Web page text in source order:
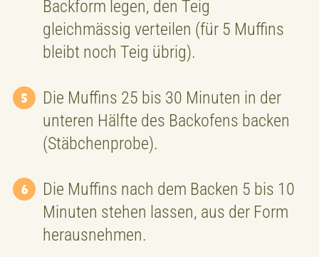
Backform legen, den Teig
gleichmässig verteilen (für 5 Muffins
bleibt noch Teig übrig).
Die Muffins 25 bis 30 Minuten in der
unteren Hälfte des Backofens backen
(Stäbchenprobe).
Die Muffins nach dem Backen 5 bis 10
Minuten stehen lassen, aus der Form
herausnehmen.